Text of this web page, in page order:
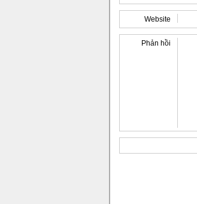
Website
Phản hồi